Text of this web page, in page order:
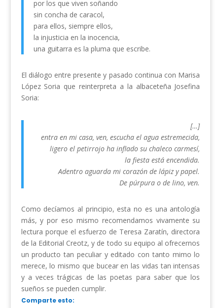
por los que viven soñando
sin concha de caracol,
para ellos, siempre ellos,
la injusticia en la inocencia,
una guitarra es la pluma que escribe.
El diálogo entre presente y pasado continua con Marisa
López Soria que reinterpreta a la albaceteña Josefina
Soria:
[…]
entra en mi casa, ven, escucha el agua estremecida,
ligero el petirrojo ha inflado su chaleco carmesí,
la fiesta está encendida.
Adentro aguarda mi corazón de lápiz y papel.
De púrpura o de lino, ven.
Como decíamos al principio, esta no es una antología
más, y por eso mismo recomendamos vivamente su
lectura porque el esfuerzo de Teresa Zaratín, directora
de la Editorial Creotz, y de todo su equipo al ofrecernos
un producto tan peculiar y editado con tanto mimo lo
merece, lo mismo que bucear en las vidas tan intensas
y a veces trágicas de las poetas para saber que los
sueños se pueden cumplir.
Comparte esto: